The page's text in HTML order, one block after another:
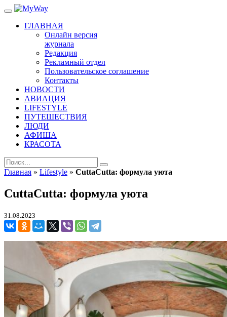
ГЛАВНАЯ
Онлайн версия
журнала
Редакция
Рекламный отдел
Пользовательское соглашение
Контакты
НОВОСТИ
АВИАЦИЯ
LIFESTYLE
ПУТЕШЕСТВИЯ
ЛЮДИ
АФИША
КРАСОТА
Главная » Lifestyle » CuttaCutta: формула уюта
CuttaCutta: формула уюта
31.08.2023